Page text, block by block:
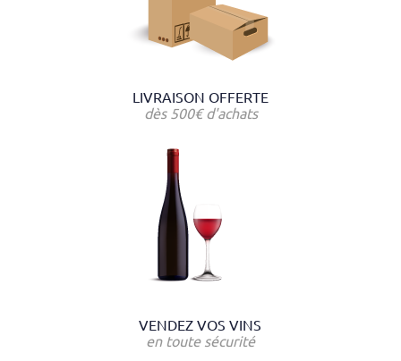
LIVRAISON OFFERTE
dès 500€ d'achats
VENDEZ VOS VINS
en toute sécurité